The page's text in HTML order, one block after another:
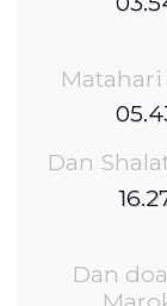
Dan
Dan